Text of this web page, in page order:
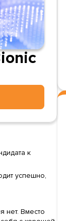
к
успешно,
нет. Вместо